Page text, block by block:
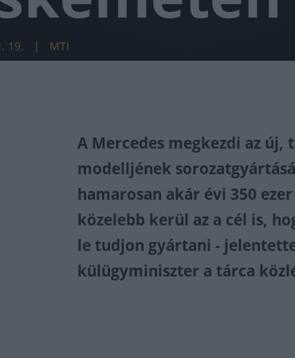
19. MTI
A Mercedes megkezdi az
modelljének
hamarosan akár évi 350
közelebb kerül az a cél is,
le tudjon gyártani -
külügyminiszter a tárca